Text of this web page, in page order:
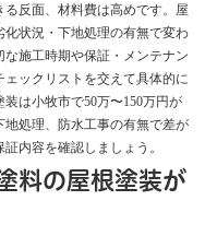
反面、材料費は高めです。屋
状況・下地処理の有無で変わ
施工時期や保証・メンテナン
ックリストを交えて具体的に
は小牧市で50万〜150万円が
処理、防水工事の有無で差が
内容を確認しましょう。
料の屋根塗装が